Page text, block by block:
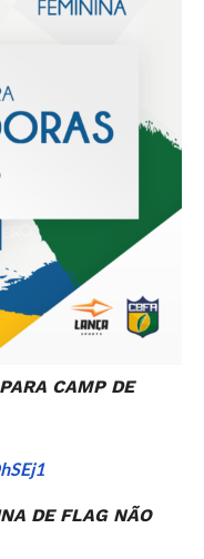
CAMP DE
DE FLAG NÃO